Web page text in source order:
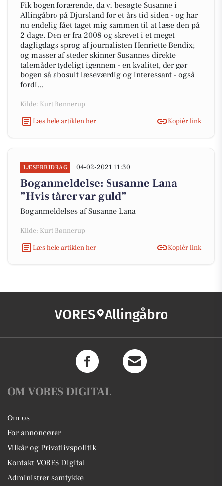
Fik bogen forærende, da vi besøgte Susanne i
Allingåbro på Djursland for et års tid siden - og har
nu endelig fået taget mig sammen til at læse den på
2 dage. Den er fra 2008 og skrevet i et meget
dagligdags sprog af journalisten Henriette Bendix;
og masser af steder skinner Susannes direkte
talemåder tydeligt igennem - en kvalitet, der gør
bogen så abosult læseværdig og interessant - også
fordi...
Kilde: Kurt Bønnerup
Læs hele artiklen her
Kopiér link
LÆSERBIDRAG 04-02-2021 11:30
Boganmeldelse: Susanne Lana
”Hvis tårer var guld”
Boganmeldelses af Susanne Lana
Kilde: Kurt Bønnerup
Læs hele artiklen her
Kopiér link
VORES Allingåbro
OM VORES DIGITAL
Om os
For annoncører
Vilkår og Privatlivspolitik
Kontakt VORES Digital
Administrer samtykke